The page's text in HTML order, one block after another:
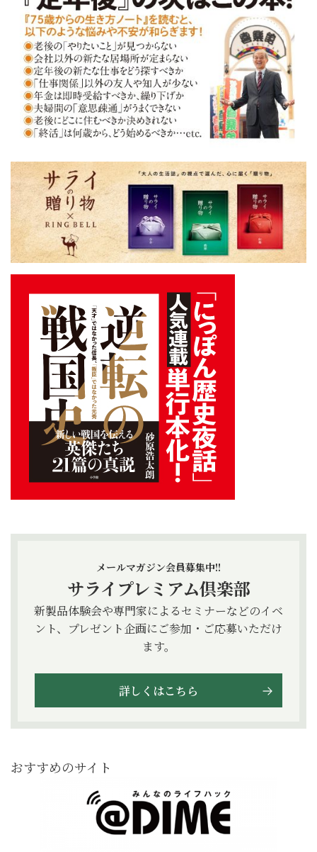
メールマガジン会員募集中!!
サライプレミアム倶楽部
新製品体験会や専門家によるセミナーなどのイベ
ント、プレゼント企画にご参加・ご応募いただけ
ます。
詳しくはこちら
おすすめのサイト